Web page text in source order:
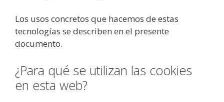
Los usos concretos que hacemos de estas
tecnologías se describen en el presente
documento.
¿Para qué se utilizan las cookies
en esta web?